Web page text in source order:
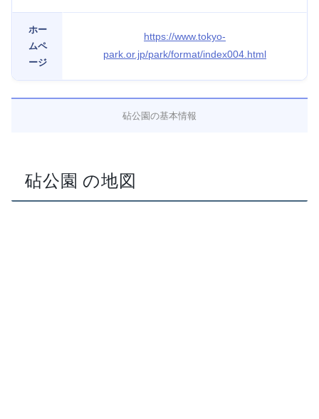
ホー
ムペ
ージ
https://www.tokyo-
park.or.jp/park/format/index004.html
砧公園の基本情報
砧公園 の地図